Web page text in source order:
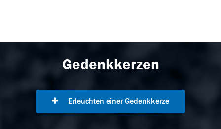
Gedenkkerzen
Erleuchten einer Gedenkkerze